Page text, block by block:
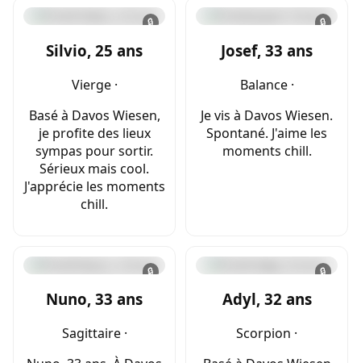
🔒
Silvio, 25 ans
Vierge ·
Basé à Davos Wiesen,
je profite des lieux
sympas pour sortir.
Sérieux mais cool.
J'apprécie les moments
chill.
🔒
Josef, 33 ans
Balance ·
Je vis à Davos Wiesen.
Spontané. J'aime les
moments chill.
🔒
Nuno, 33 ans
Sagittaire ·
🔒
Adyl, 32 ans
Scorpion ·